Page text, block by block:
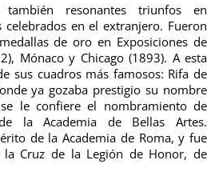
resonantes triunfos en
celebrados en el extranjero. Fueron
de oro en Exposiciones de
Mónaco y Chicago (1893). A esta
sus cuadros más famosos: Rifa de
ya gozaba prestigio su nombre
le confiere el nombramiento de
la Academia de Bellas Artes.
de la Academia de Roma, y fue
la Cruz de la Legión de Honor, de